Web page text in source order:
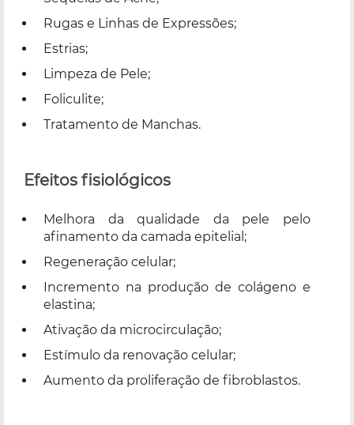
Rugas e Linhas de Expressões;
Estrias;
Limpeza de Pele;
Foliculite;
Tratamento de Manchas.
Efeitos fisiológicos
Melhora da qualidade da pele pelo
afinamento da camada epitelial;
Regeneração celular;
Incremento na produção de colágeno e
elastina;
Ativação da microcirculação;
Estímulo da renovação celular;
Aumento da proliferação de fibroblastos.